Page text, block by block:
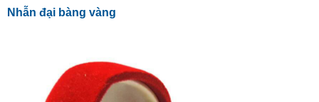
Nhẫn đại bàng vàng